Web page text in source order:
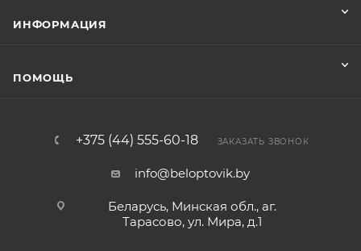
ИНФОРМАЦИЯ
ПОМОЩЬ
+375 (44) 555-60-18 ЗАКАЗАТЬ ЗВОНОК
info@beloptovik.by
Беларусь, Минская обл., аг.
Тарасово, ул. Мира, д.1